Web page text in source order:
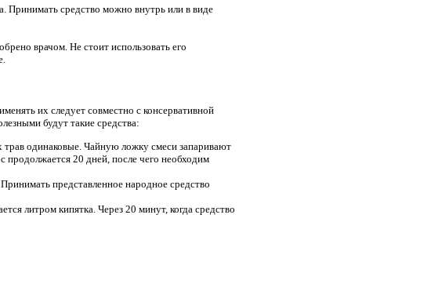
Принимать средство можно внутрь или в виде
врачом. Не стоит использовать его
их следует совместно с консервативной
будут такие средства:
одинаковые. Чайную ложку смеси запаривают
20 дней, после чего необходим
представленное народное средство
литром кипятка. Через 20 минут, когда средство